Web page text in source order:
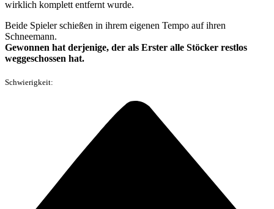
wirklich komplett entfernt wurde.
Beide Spieler schießen in ihrem eigenen Tempo auf ihren
Schneemann.
Gewonnen hat derjenige, der als Erster alle Stöcker restlos
weggeschossen hat.
Schwierigkeit: